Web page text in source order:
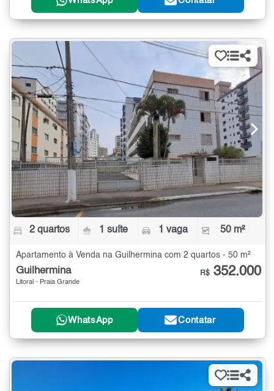
2 quartos 1 suíte 1 vaga 50 m²
Apartamento à Venda na Guilhermina com 2 quartos - 50 m²
Guilhermina
Litoral - Praia Grande
R$ 352.000
WhatsApp Contatar